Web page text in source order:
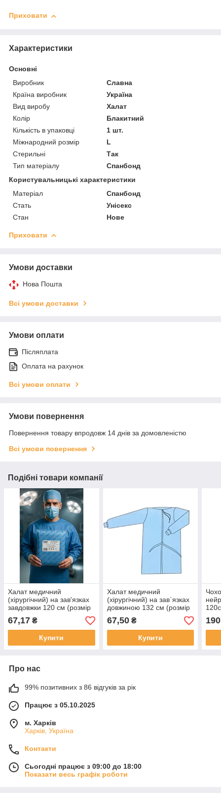
Приховати
Характеристики
Основні
Виробник
Славна
Країна виробник
Україна
Вид виробу
Халат
Колір
Блакитний
Кількість в упаковці
1 шт.
Міжнародний розмір
L
Стерильні
Так
Тип матеріалу
Спанбонд
Користувальницькі характеристики
Матеріал
Спанбонд
Стать
Унісекс
Стан
Нове
Приховати
Умови доставки
Нова Пошта
Всі умови доставки
Умови оплати
Післяплата
Оплата на рахунок
Всі умови оплати
Умови повернення
Повернення товару впродовж 14 днів за домовленістю
Всі умови повернення
Подібні товари компанії
Халат медичний
(хірургічний) на зав'язках
завдовжки 120 см (розмір
50-52 (L)) «Словна®»
(спанбонд — 30 г/м2)
67,17 ₴
Купити
Халат медичний
(хірургічний) на зав`язках
довжиною 132 см (розмір
54-56 (ХL)) «Славна®»
(спанбонд - 30 г/м2)
стерильний
67,50₴
Купити
30
190
Про нас
99% позитивних з 86 відгуків за рік
Працює з 05.10.2025
м. Харків
Харків, Україна
Контакти
Сьогодні працює з 09:00 до 18:00
Показати весь графік роботи